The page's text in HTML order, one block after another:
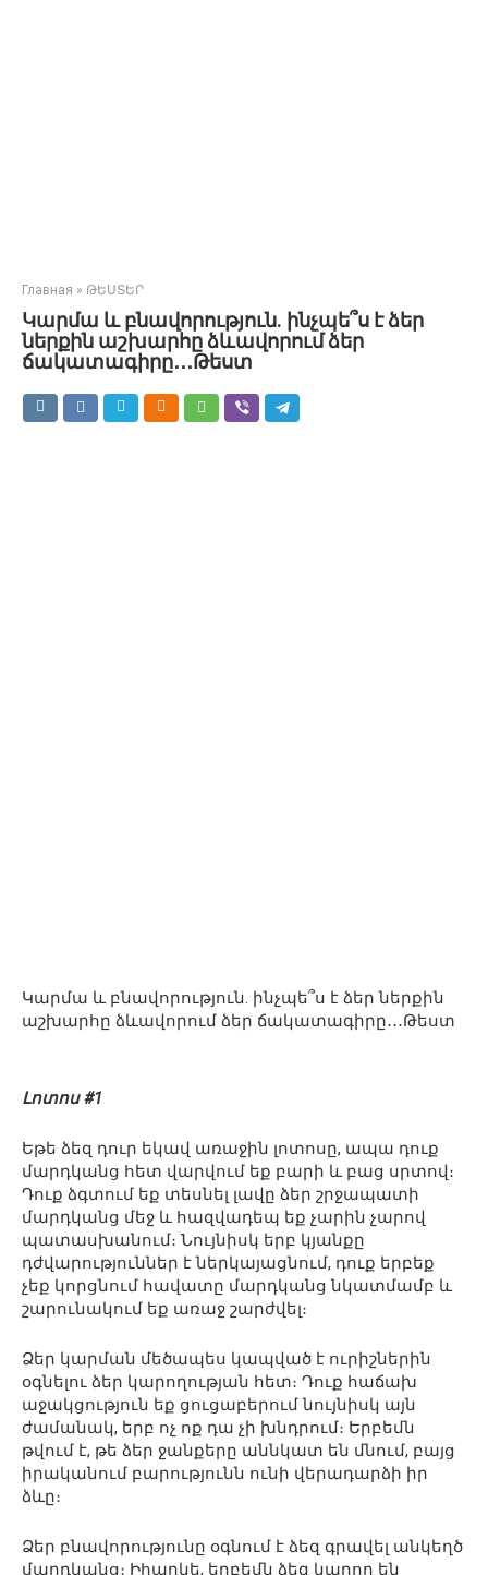
Главная » ԹԵՍՏԵՐ
Կարմա և բնավորություն. ինչպե՞ս է ձեր
ներքին աշխարհը ձևավորում ձեր
ճակատագիրը․․․Թեստ
Կարմա և բնավորություն. ինչպե՞ս է ձեր ներքին
աշխարհը ձևավորում ձեր ճակատագիրը․․․Թեստ
Լոտոս #1
Եթե ձեզ դուր եկավ առաջին լոտոսը, ապա դուք
մարդկանց հետ վարվում եք բարի և բաց սրտով։
Դուք ձգտում եք տեսնել լավը ձեր շրջապատի
մարդկանց մեջ և հազվադեպ եք չարին չարով
պատասխանում։ Նույնիսկ երբ կյանքը
դժվարություններ է ներկայացնում, դուք երբեք
չեք կորցնում հավատը մարդկանց նկատմամբ և
շարունակում եք առաջ շարժվել։
Ձեր կարման մեծապես կապված է ուրիշներին
օգնելու ձեր կարողության հետ։ Դուք հաճախ
աջակցություն եք ցուցաբերում նույնիսկ այն
ժամանակ, երբ ոչ ոք դա չի խնդրում։ Երբեմն
թվում է, թե ձեր ջանքերը աննկատ են մնում, բայց
իրականում բարությունն ունի վերադարձի իր
ձևը։
Ձեր բնավորությունը օգնում է ձեզ գրավել անկեղծ
մարդկանց։ Իհարկե, երբեմն ձեզ կարող են